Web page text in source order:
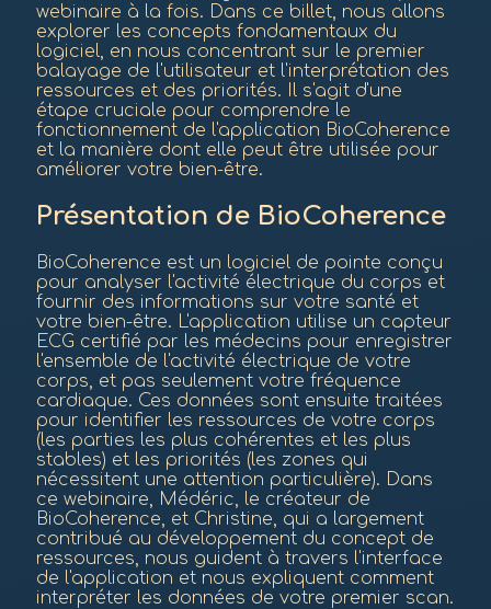
webinaire à la fois. Dans ce billet, nous allons
explorer les concepts fondamentaux du
logiciel, en nous concentrant sur le premier
balayage de l'utilisateur et l'interprétation des
ressources et des priorités. Il s'agit d'une
étape cruciale pour comprendre le
fonctionnement de l'application BioCoherence
et la manière dont elle peut être utilisée pour
améliorer votre bien-être.
Présentation de BioCoherence
BioCoherence est un logiciel de pointe conçu
pour analyser l'activité électrique du corps et
fournir des informations sur votre santé et
votre bien-être. L'application utilise un capteur
ECG certifié par les médecins pour enregistrer
l'ensemble de l'activité électrique de votre
corps, et pas seulement votre fréquence
cardiaque. Ces données sont ensuite traitées
pour identifier les ressources de votre corps
(les parties les plus cohérentes et les plus
stables) et les priorités (les zones qui
nécessitent une attention particulière). Dans
ce webinaire, Médéric, le créateur de
BioCoherence, et Christine, qui a largement
contribué au développement du concept de
ressources, nous guident à travers l'interface
de l'application et nous expliquent comment
interpréter les données de votre premier scan.